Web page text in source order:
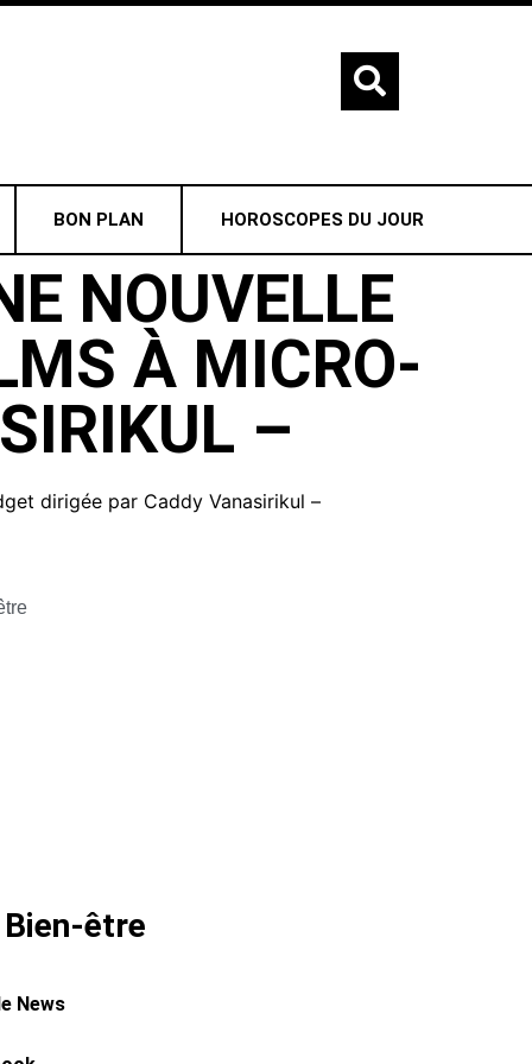
BON PLAN HOROSCOPES DU JOUR
NOUVELLE
À MICRO-
–
dirigée par Caddy Vanasirikul –
Bien-être
News